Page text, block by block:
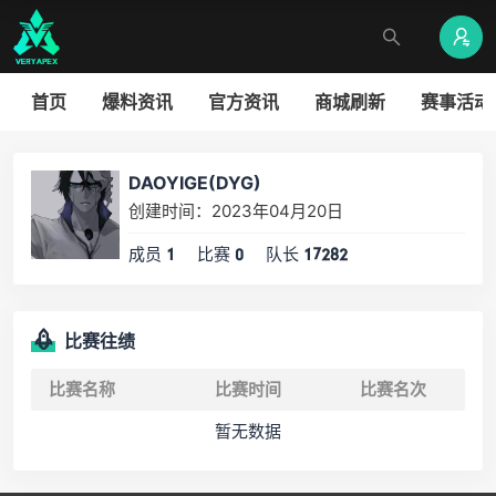
首页 爆料资讯 官方资讯 商城刷新 赛事活动
DAOYIGE(DYG)
创建时间：2023年04月20日
成员 1 比赛 0 队长 17282
比赛往绩
比赛名称 比赛时间
比赛名次
暂无数据